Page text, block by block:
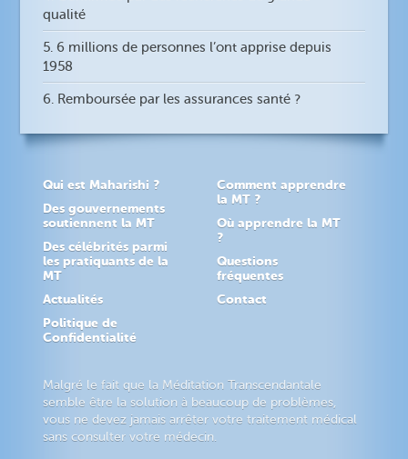
qualité
5. 6 millions de personnes l’ont apprise depuis
1958
6. Remboursée par les assurances santé ?
Qui est Maharishi ?
Des gouvernements
soutiennent la MT
Des célébrités parmi
les pratiquants de la
MT
Actualités
Politique de
Confidentialité
Comment apprendre
la MT ?
Où apprendre la MT
?
Questions
fréquentes
Contact
Malgré le fait que la Méditation Transcendantale
semble être la solution à beaucoup de problèmes,
vous ne devez jamais arrêter votre traitement médical
sans consulter votre médecin.